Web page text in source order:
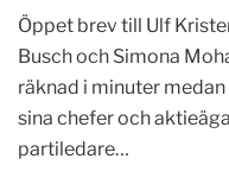
Öppet brev till Ulf
Busch och Simona
räknad i minuter
sina chefer och
partiledare…